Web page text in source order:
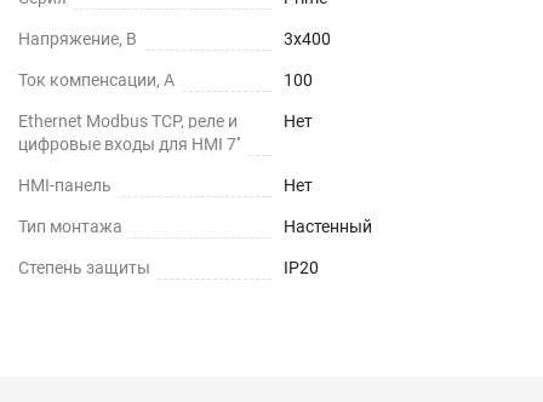
Напряжение, В 3х400
Ток компенсации, А 100
Ethernet Modbus TCP, реле и
цифровые входы для HMI 7''
Нет
HMI-панель Нет
Тип монтажа Настенный
Степень защиты IP20